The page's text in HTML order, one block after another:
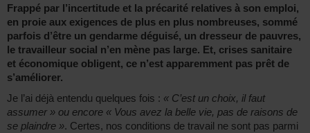
Frappé par l’incertitude et la précarité relatives à son emploi,
en proie aux exigences de plus en plus nombreuses, sommé
parfois d’être un gendarme déguisé, un dresseur de pauvres,
le travailleur social n’en mène pas large. Et, crises sanitaire
et économique obligent, ce n’est apparemment pas prêt de
s’améliorer.
Je l’ai déjà entendu quelques fois : « C’est un choix, il faut
assumer » ou encore « Vous avez la belle vie, pas de raisons de
se plaindre ». Certes, nos conditions de travail ne sont pas parmi